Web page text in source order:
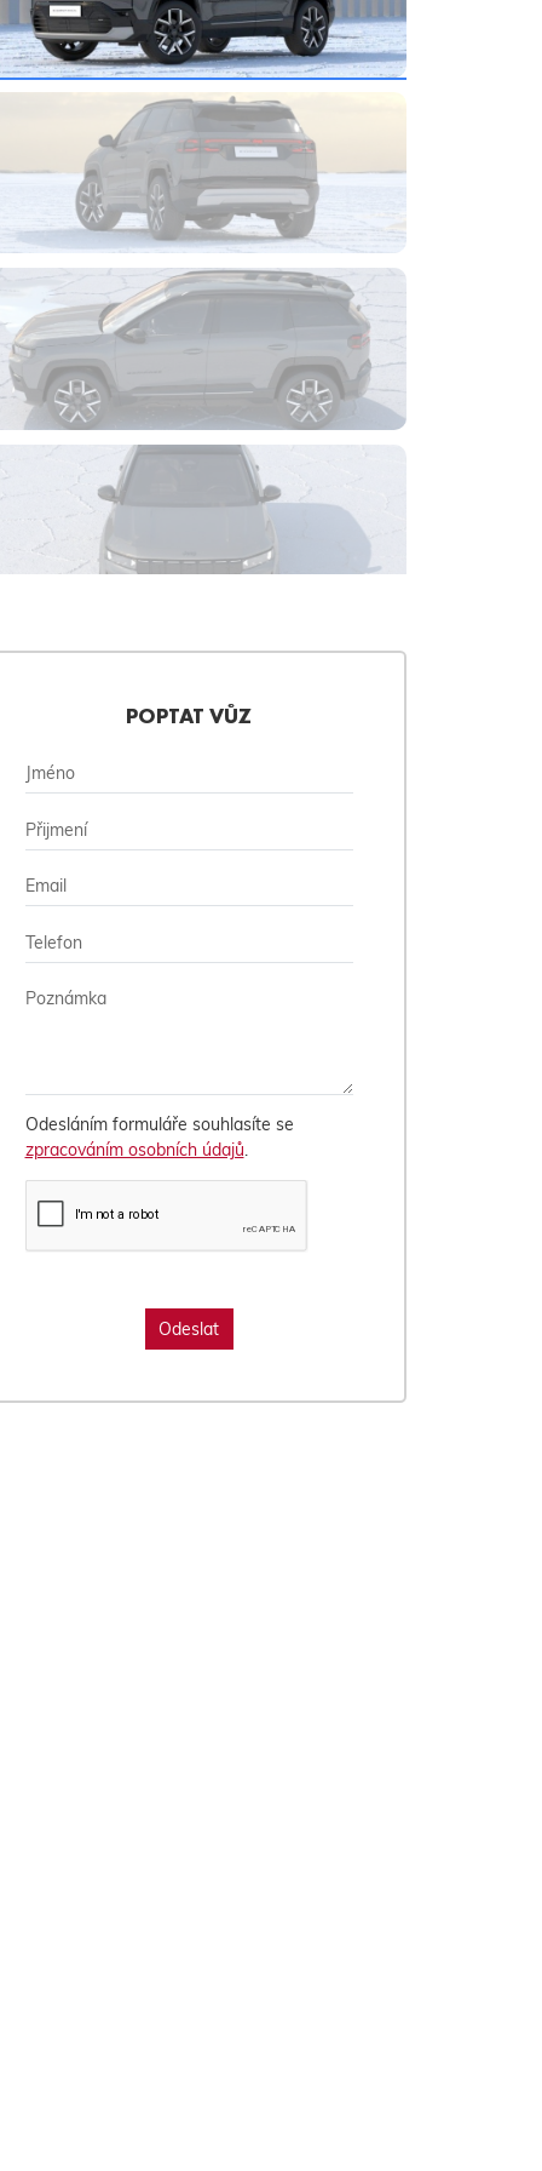
POPTAT VŮZ
Odesláním formuláře souhlasíte se
zpracováním osobních údajů.